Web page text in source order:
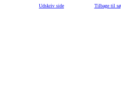
Udskriv side Tilbage til